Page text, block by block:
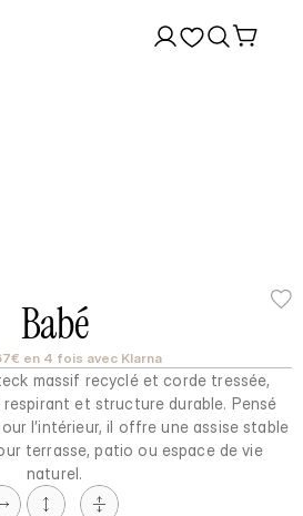
Babé
en 4 fois avec Klarna
massif recyclé et corde tressée,
et structure durable. Pensé
l’intérieur, il offre une assise stable
terrasse, patio ou espace de vie
naturel.